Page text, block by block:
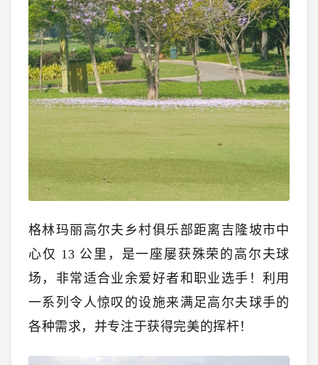
格林玛丽高尔夫乡村俱乐部距离吉隆坡市中
心仅 13 公里，是一座屡获殊荣的高尔夫球
场，非常适合业余爱好者和职业选手！利用
一系列令人惊叹的设施来满足高尔夫球手的
各种需求，并专注于获得完美的挥杆！